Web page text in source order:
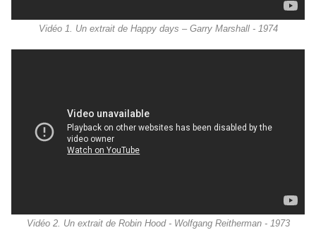
Vidéo 1. Un extrait de Happy days – Garry Marshall - 1974
Vidéo 2. Un extrait de Robin Hood - Wolfgang Reitherman - 1973